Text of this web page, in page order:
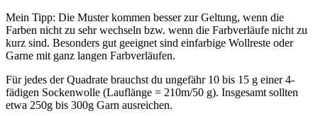
Mein Tipp: Die Muster kommen besser zur Geltung, wenn die
Farben nicht zu sehr wechseln bzw. wenn die Farbverläufe nicht zu
kurz sind. Besonders gut geeignet sind einfarbige Wollreste oder
Garne mit ganz langen Farbverläufen.
Für jedes der Quadrate brauchst du ungefähr 10 bis 15 g einer 4-
fädigen Sockenwolle (Lauflänge = 210m/50 g). Insgesamt sollten
etwa 250g bis 300g Garn ausreichen.